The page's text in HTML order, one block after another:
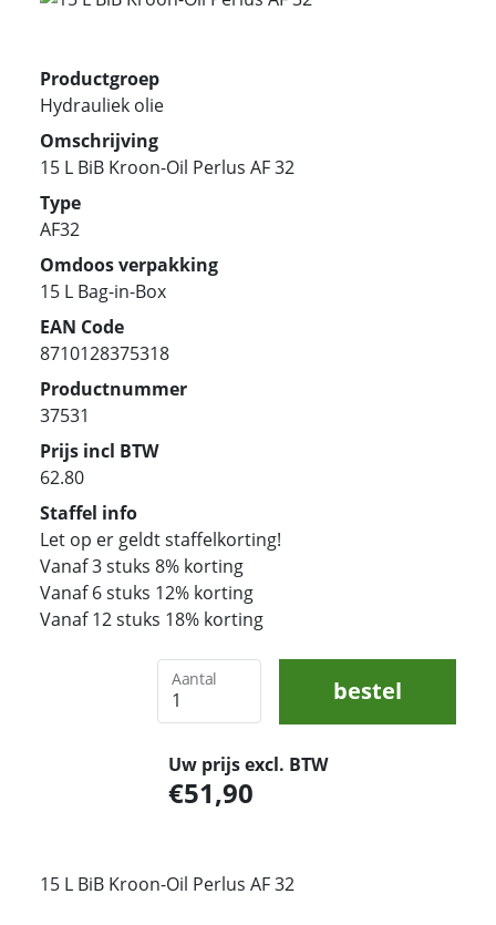
Productgroep
Hydrauliek olie
Omschrijving
15 L BiB Kroon-Oil Perlus AF 32
Type
AF32
Omdoos verpakking
15 L Bag-in-Box
EAN Code
8710128375318
Productnummer
37531
Prijs incl BTW
62.80
Staffel info
Let op er geldt staffelkorting!
Vanaf 3 stuks 8% korting
Vanaf 6 stuks 12% korting
Vanaf 12 stuks 18% korting
Aantal bestel
Uw prijs excl. BTW
51,90
15 L BiB Kroon-Oil Perlus AF 32